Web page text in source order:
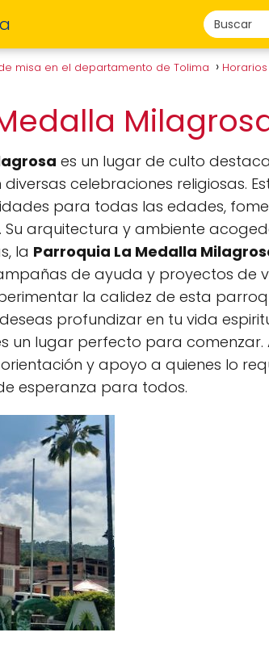
misa en el departamento de Tolima
es un lugar de culto
celebraciones religiosas.
para todas las edades,
Su arquitectura y ambiente
la Parroquia La Medalla
de ayuda y proyectos de
la calidez de esta
profundizar en tu vida
un lugar perfecto para
y apoyo a quienes lo
esperanza para todos.